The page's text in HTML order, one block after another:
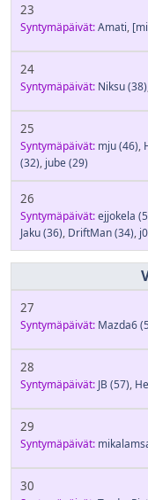
23
Syntymäpäivät:Amati,
24
Syntymäpäivät: Niksu(38)
25
Syntymäpäivät: mju(46),
(32), jube(29)
26
Syntymäpäivät:ejjokela
Jaku(36), DriftMan(34),
27
Syntymäpäivät: Mazda6
28
Syntymäpäivät: JB (57),
29
Syntymäpäivät:
30